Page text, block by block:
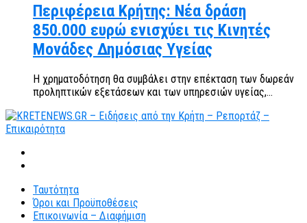
Περιφέρεια Κρήτης: Νέα δράση
850.000 ευρώ ενισχύει τις Κινητές
Μονάδες Δημόσιας Υγείας
Η χρηματοδότηση θα συμβάλει στην επέκταση των δωρεάν
προληπτικών εξετάσεων και των υπηρεσιών υγείας,...
Ταυτότητα
Όροι και Προϋποθέσεις
Επικοινωνία – Διαφήμιση